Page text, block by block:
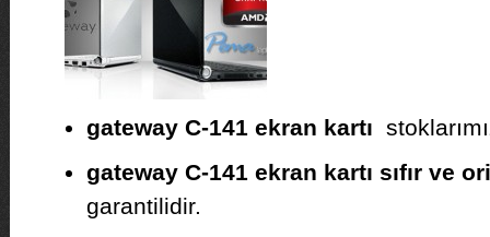
gateway C-141 ekran kartı
gateway C-141 ekran kartı sıfır ve
garantilidir.